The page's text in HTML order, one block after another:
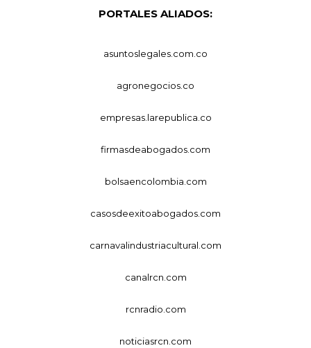
PORTALES ALIADOS:
asuntoslegales.com.co
agronegocios.co
empresas.larepublica.co
firmasdeabogados.com
bolsaencolombia.com
casosdeexitoabogados.com
carnavalindustriacultural.com
canalrcn.com
rcnradio.com
noticiasrcn.com